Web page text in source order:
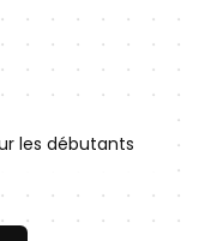
les débutants